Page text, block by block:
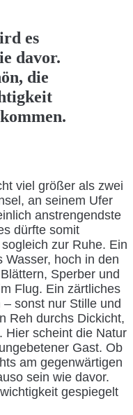
es
davor.
die
viel größer als zwei
an seinem Ufer
anstrengendste
dürfte somit
zur Ruhe. Ein
Wasser, hoch in den
Sperber und
Flug. Ein zärtliches
sonst nur Stille und
Reh durchs Dickicht,
Hier scheint die Natur
Gast. Ob
am gegenwärtigen
sein wie davor.
gespiegelt